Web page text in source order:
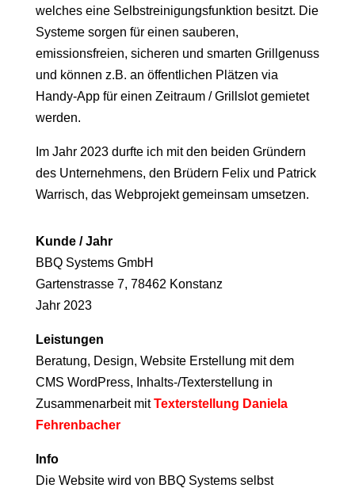
welches eine Selbstreinigungsfunktion besitzt. Die
Systeme sorgen für einen sauberen,
emissionsfreien, sicheren und smarten Grillgenuss
und können z.B. an öffentlichen Plätzen via
Handy-App für einen Zeitraum / Grillslot gemietet
werden.
Im Jahr 2023 durfte ich mit den beiden Gründern
des Unternehmens, den Brüdern Felix und Patrick
Warrisch, das Webprojekt gemeinsam umsetzen.
Kunde / Jahr
BBQ Systems GmbH
Gartenstrasse 7, 78462 Konstanz
Jahr 2023
Leistungen
Beratung, Design, Website Erstellung mit dem
CMS WordPress, Inhalts-/Texterstellung in
Zusammenarbeit mitTexterstellung Daniela
Fehrenbacher
Info
Die Website wird von BBQ Systems selbst